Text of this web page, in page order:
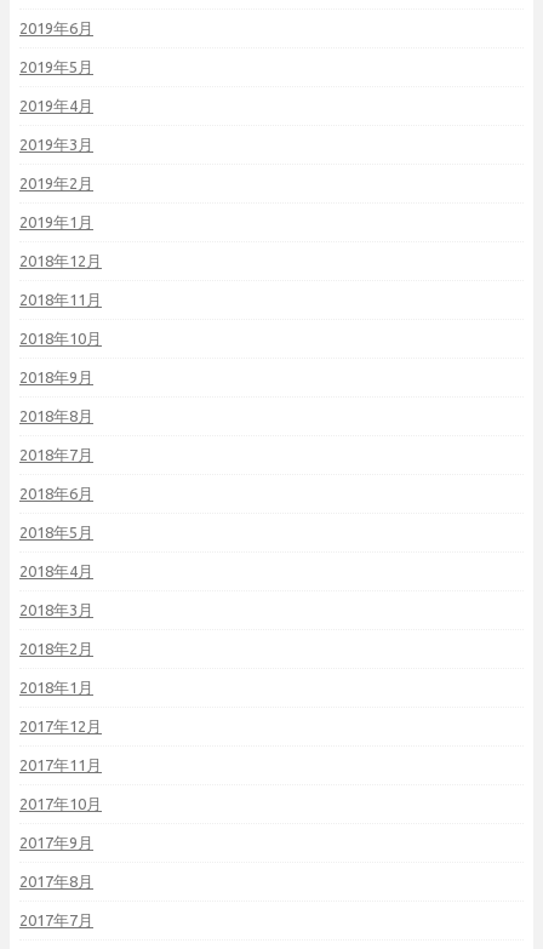
2019年6月
2019年5月
2019年4月
2019年3月
2019年2月
2019年1月
2018年12月
2018年11月
2018年10月
2018年9月
2018年8月
2018年7月
2018年6月
2018年5月
2018年4月
2018年3月
2018年2月
2018年1月
2017年12月
2017年11月
2017年10月
2017年9月
2017年8月
2017年7月